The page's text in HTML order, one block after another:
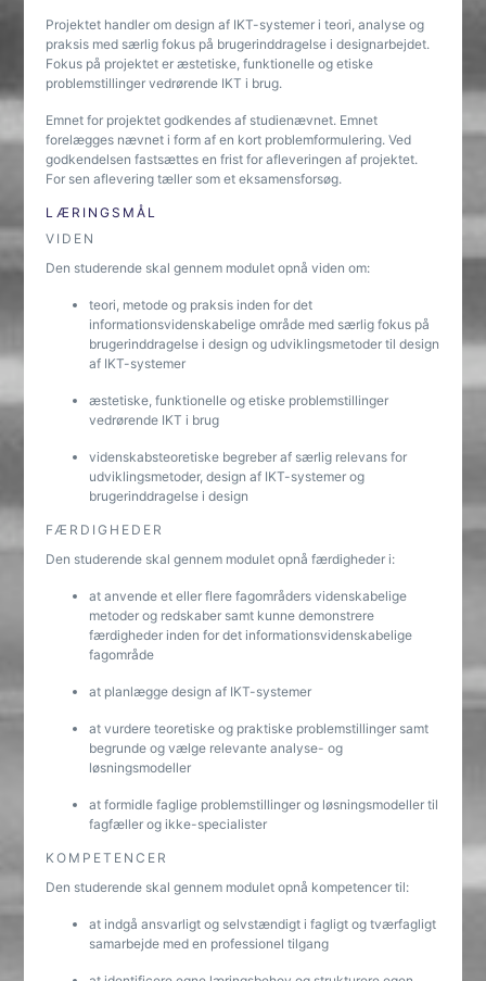
Projektet handler om design af IKT-systemer i teori, analyse og
praksis med særlig fokus på brugerinddragelse i designarbejdet.
Fokus på projektet er æstetiske, funktionelle og etiske
problemstillinger vedrørende IKT i brug.
Emnet for projektet godkendes af studienævnet. Emnet
forelægges nævnet i form af en kort problemformulering. Ved
godkendelsen fastsættes en frist for afleveringen af projektet.
For sen aflevering tæller som et eksamensforsøg.
LÆRINGSMÅL
VIDEN
Den studerende skal gennem modulet opnå viden om:
teori, metode og praksis inden for det
informationsvidenskabelige område med særlig fokus på
brugerinddragelse i design og udviklingsmetoder til design
af IKT-systemer
æstetiske, funktionelle og etiske problemstillinger
vedrørende IKT i brug
videnskabsteoretiske begreber af særlig relevans for
udviklingsmetoder, design af IKT-systemer og
brugerinddragelse i design
FÆRDIGHEDER
Den studerende skal gennem modulet opnå færdigheder i:
at anvende et eller flere fagområders videnskabelige
metoder og redskaber samt kunne demonstrere
færdigheder inden for det informationsvidenskabelige
fagområde
at planlægge design af IKT-systemer
at vurdere teoretiske og praktiske problemstillinger samt
begrunde og vælge relevante analyse- og
løsningsmodeller
at formidle faglige problemstillinger og løsningsmodeller til
fagfæller og ikke-specialister
KOMPETENCER
Den studerende skal gennem modulet opnå kompetencer til:
at indgå ansvarligt og selvstændigt i fagligt og tværfagligt
samarbejde med en professionel tilgang